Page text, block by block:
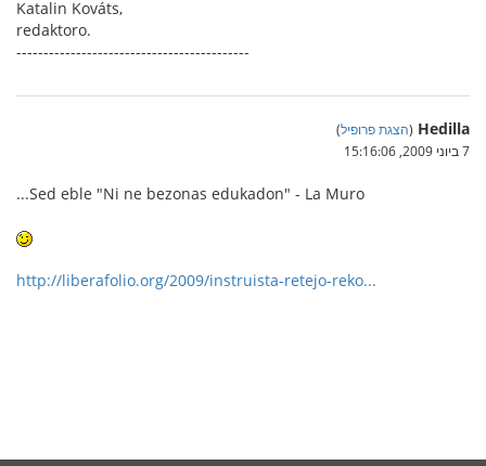
Katalin Kováts,
redaktoro.
-------------------------------------------
Hedilla
(הצגת פרופיל)
7 ביוני 2009, 15:16:06
...Sed eble "Ni ne bezonas edukadon" - La Muro
http://liberafolio.org/2009/instruista-retejo-reko...